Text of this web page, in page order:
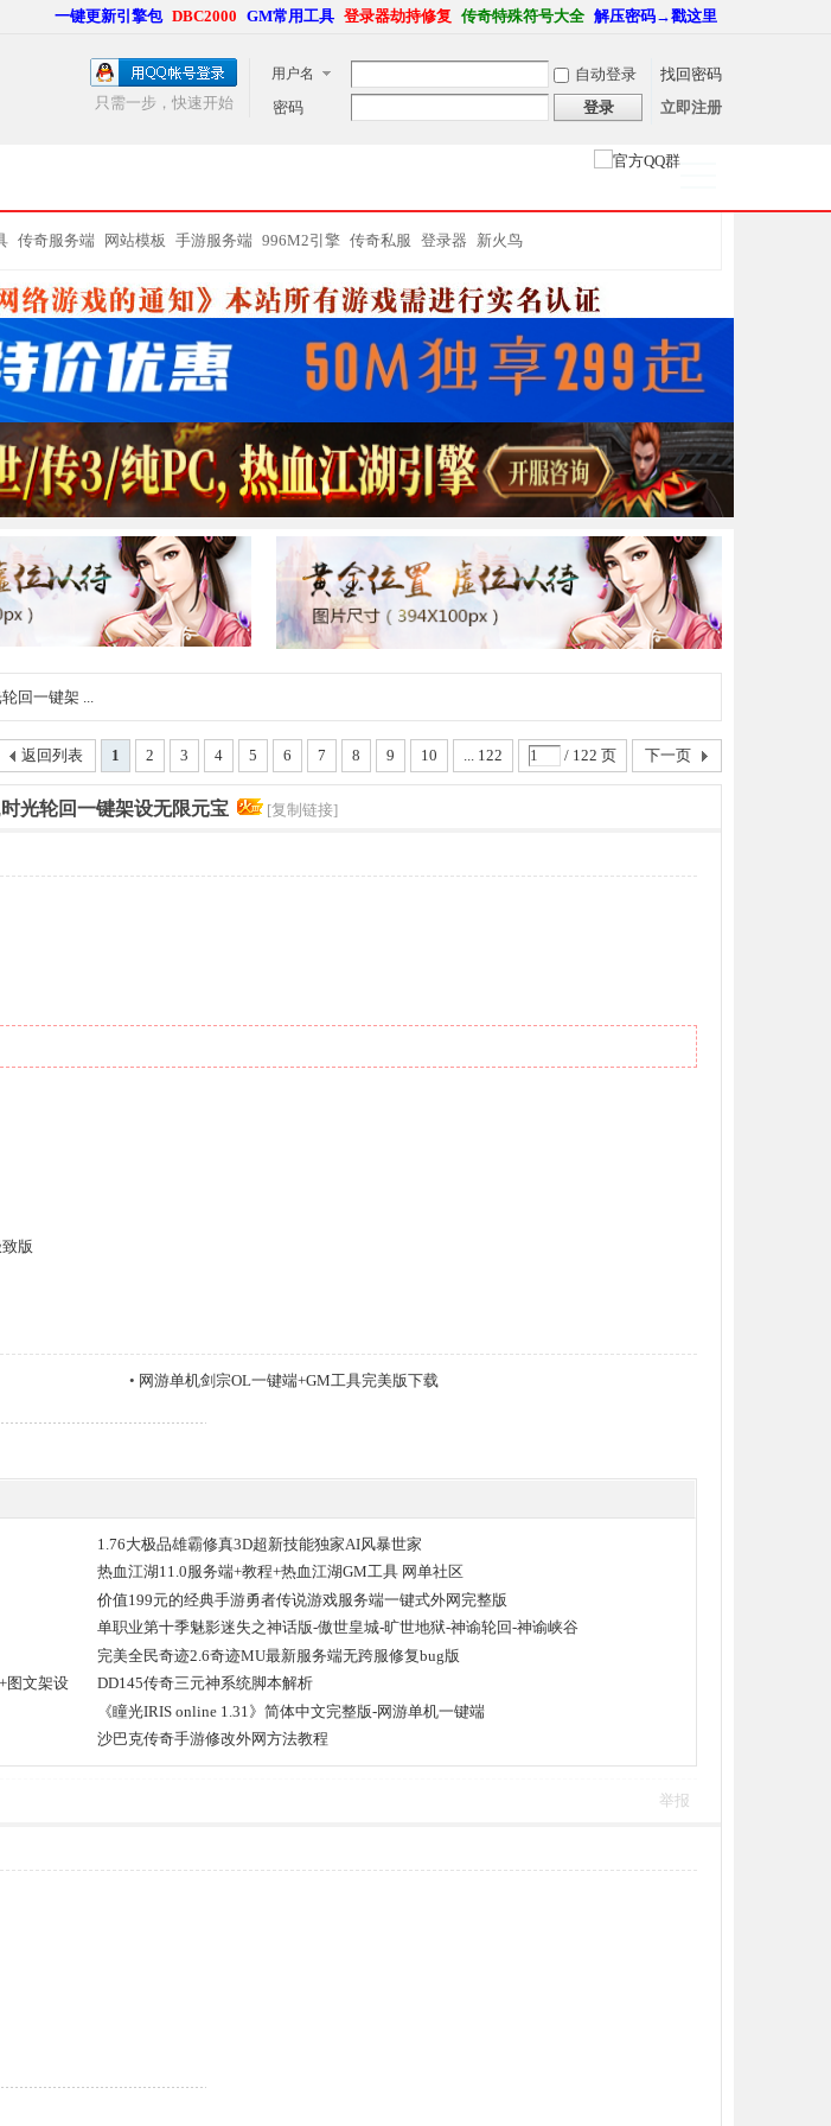
一键更新引擎包 DBC2000 GM常用工具 登录器劫持修复 传奇特殊符号大全 解压密码→戳这里
用户名 自动登录
找回密码
密码
登录 立即注册
只需一步，快速开始
传奇服务端 网站模板 手游服务端 996M2引擎 传奇私服 登录器 新火鸟
回一键架 ...
1 2 3 4 5 6 7 8 9 10 ... 122 / 122 页 下一页
返回列表
光轮回一键架设无限元宝 [复制链接]
版
• 网游单机剑宗OL一键端+GM工具完美版下载
1.76大极品雄霸修真3D超新技能独家AI风暴世家
热血江湖11.0服务端+教程+热血江湖GM工具 网单社区
价值199元的经典手游勇者传说游戏服务端一键式外网完整版
单职业第十季魅影迷失之神话版-傲世皇城-旷世地狱-神谕轮回-神谕峡谷
完美全民奇迹2.6奇迹MU最新服务端无跨服修复bug版
图文架设
DD145传奇三元神系统脚本解析
《瞳光IRIS online 1.31》简体中文完整版-网游单机一键端
沙巴克传奇手游修改外网方法教程
举报